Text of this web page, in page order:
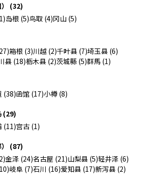
(32)
岛根 (5)鸟取 (4)冈山 (5)
箱根 (3)川越 (2)千叶县 (7)埼玉县 (6)
县 (18)枥木县 (2)茨城縣 (5)群馬 (1)
(38)函馆 (17)小樽 (8)
(29)
(11)宫古 (1)
(87)
金泽 (24)名古屋 (21)山梨县 (5)轻井泽 (6)
岐阜 (7)石川 (16)爱知县 (17)新泻县 (2)